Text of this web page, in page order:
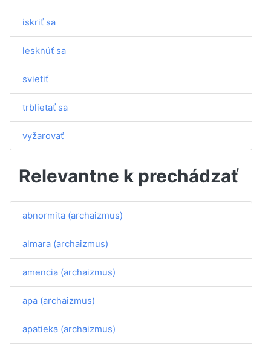
iskriť sa
lesknúť sa
svietiť
trblietať sa
vyžarovať
Relevantne k prechádzať
abnormita (archaizmus)
almara (archaizmus)
amencia (archaizmus)
apa (archaizmus)
apatieka (archaizmus)